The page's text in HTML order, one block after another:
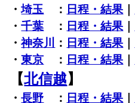
・埼玉 ： 日程・結果｜
・千葉 ： 日程・結果｜
・神奈川 ： 日程・結果｜
・東京 ： 日程・結果｜
【北信越】
・長野 ： 日程・結果｜